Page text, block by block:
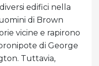
edifici nella
di Brown
vicine e rapirono
di George
Tuttavia,